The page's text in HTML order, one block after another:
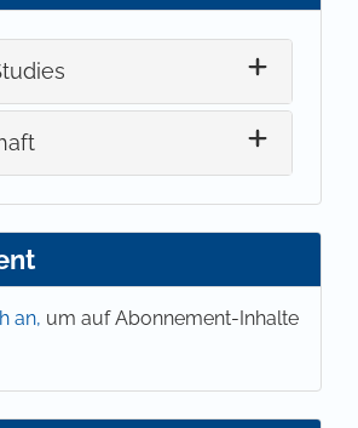
an, um auf Abonnement-Inhalte